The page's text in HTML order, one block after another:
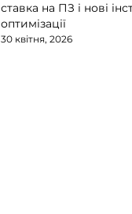
ставка на ПЗ і нові
оптимізації
30 квітня, 2026